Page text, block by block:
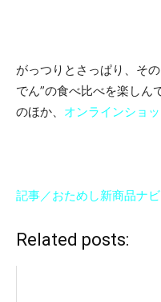
がっつりとさっぱり、そ
でん”の食べ比べを楽しん
のほか、 オンラインショ
記事／おためし新商品ナビ
Related posts: